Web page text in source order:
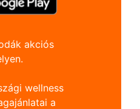
akciós
wellness
a